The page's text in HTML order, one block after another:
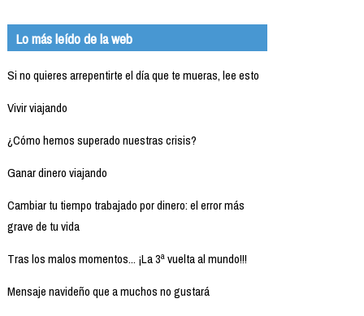
Lo más leído de la web
Si no quieres arrepentirte el día que te mueras, lee esto
Vivir viajando
¿Cómo hemos superado nuestras crisis?
Ganar dinero viajando
Cambiar tu tiempo trabajado por dinero: el error más
grave de tu vida
Tras los malos momentos... ¡La 3ª vuelta al mundo!!!
Mensaje navideño que a muchos no gustará